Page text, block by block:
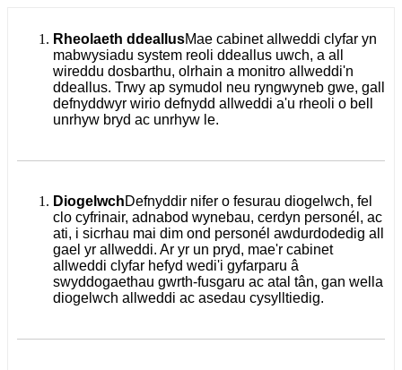
Rheolaeth ddeallusMae cabinet allweddi clyfar yn
mabwysiadu system reoli ddeallus uwch, a all
wireddu dosbarthu, olrhain a monitro allweddi'n
ddeallus. Trwy ap symudol neu ryngwyneb gwe, gall
defnyddwyr wirio defnydd allweddi a'u rheoli o bell
unrhyw bryd ac unrhyw le.
DiogelwchDefnyddir nifer o fesurau diogelwch, fel
clo cyfrinair, adnabod wynebau, cerdyn personél, ac
ati, i sicrhau mai dim ond personél awdurdodedig all
gael yr allweddi. Ar yr un pryd, mae'r cabinet
allweddi clyfar hefyd wedi'i gyfarparu â
swyddogaethau gwrth-fusgaru ac atal tân, gan wella
diogelwch allweddi ac asedau cysylltiedig.